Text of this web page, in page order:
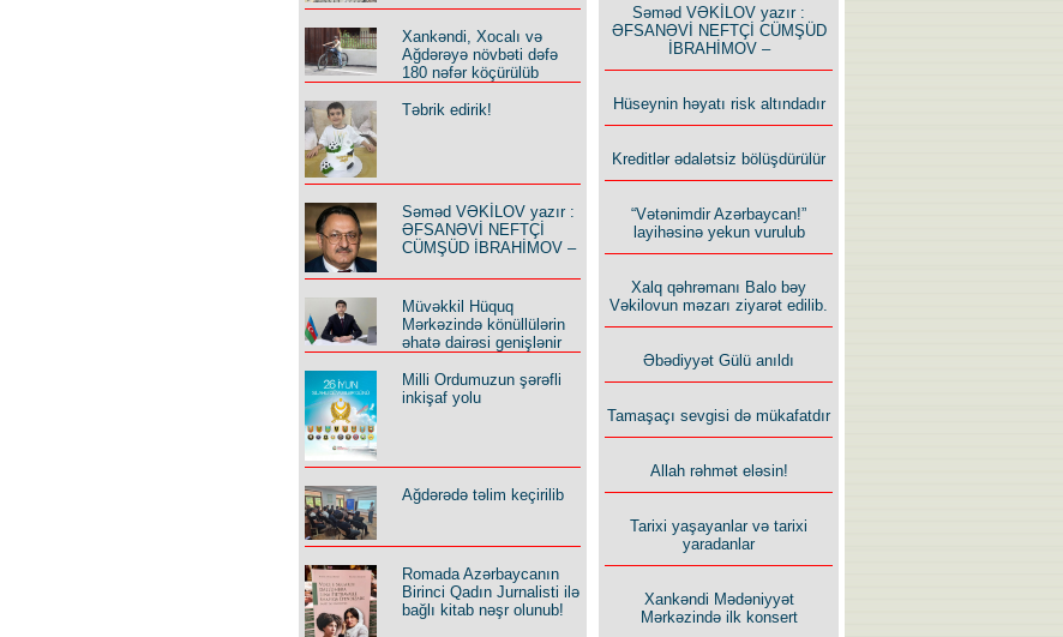
Xankəndi, Xocalı və
Ağdərəyə növbəti dəfə
180 nəfər köçürülüb
Təbrik edirik!
Səməd VƏKİLOV yazır :
ƏFSANƏVİ NEFTÇİ
CÜMŞÜD İBRAHİMOV –
Müvəkkil Hüquq
Mərkəzində könüllülərin
əhatə dairəsi genişlənir
Milli Ordumuzun şərəfli
inkişaf yolu
Ağdərədə təlim keçirilib
Romada Azərbaycanın
Birinci Qadın Jurnalisti ilə
bağlı kitab nəşr olunub!
Səməd VƏKİLOV yazır :
ƏFSANƏVİ NEFTÇİ CÜMŞÜD
İBRAHİMOV –
Hüseynin həyatı risk altındadır
Kreditlər ədalətsiz bölüşdürülür
“Vətənimdir Azərbaycan!”
layihəsinə yekun vurulub
Xalq qəhrəmanı Balo bəy
Vəkilovun məzarı ziyarət edilib.
Əbədiyyət Gülü anıldı
Tamaşaçı sevgisi də mükafatdır
Allah rəhmət eləsin!
Tarixi yaşayanlar və tarixi
yaradanlar
Xankəndi Mədəniyyət
Mərkəzində ilk konsert